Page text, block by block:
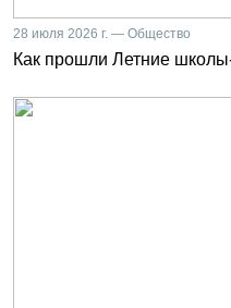
28 июля 2026 г. — Общество
Как прошли Летние